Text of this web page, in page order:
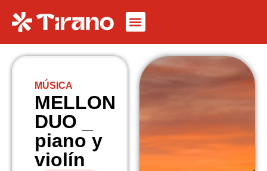
MÚSICA
MELLON
DUO _
piano y
violín